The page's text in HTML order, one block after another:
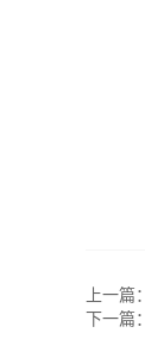
上一篇：
下一篇：